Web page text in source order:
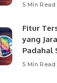
5 Min Read
Fitur
yang
Padahal
5 Min Read